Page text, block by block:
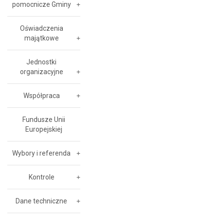
pomocnicze Gminy
Oświadczenia
majątkowe
Jednostki
organizacyjne
Współpraca
Fundusze Unii
Europejskiej
Wybory i referenda
Kontrole
Dane techniczne